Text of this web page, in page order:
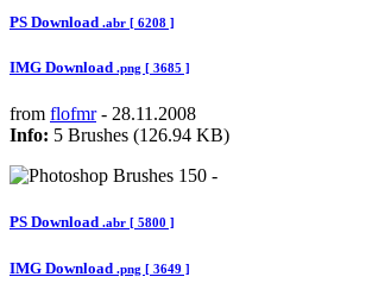
PS Download .abr [ 6208 ]
IMG Download .png [ 3685 ]
from flofmr- 28.11.2008
Info: 5 Brushes (126.94 KB)
PS Download .abr [ 5800 ]
IMG Download .png [ 3649 ]